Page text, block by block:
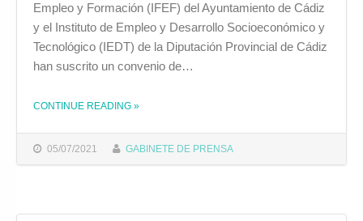
05/07/2021 GABINETE DE PRENSA
Empleo y Formación (IFEF) del Ayuntamiento de Cádiz
y el Instituto de Empleo y Desarrollo Socioeconómico y
Tecnológico (IEDT) de la Diputación Provincial de Cádiz
han suscrito un convenio de…
CONTINUE READING THE "PARADAS SALUDA AL PROYECTO PÓRTICO DIPUFORM@, ENCAMINADO A LA INSERCIÓN SOCIO-LABORAL DE PERSONAS DESEMPLEADAS EN SITUACIÓN DE VULNERABILIDAD"
»